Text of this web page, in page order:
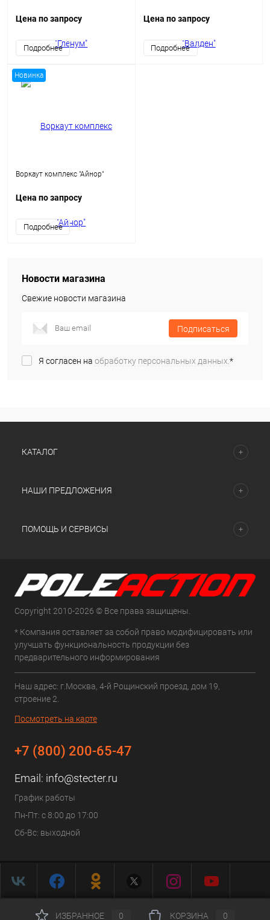
Цена по запросу
Подробнее
Цена по запросу
Подробнее
Новинка
Воркаут комплекс "Айнор"
Цена по запросу
Подробнее
Новости магазина
Свежие новости магазина
Подписаться
Я согласен на обработку персональных данных.*
КАТАЛОГ
НАШИ ПРЕДЛОЖЕНИЯ
ПОМОЩЬ И СЕРВИСЫ
Copyright 2010-2026 © Все права защищены.
* Компания оставляет за собой право модифицировать или
улучшать функциональность продукции без
предварительного информирования
Наш адрес: г.Москва, 4-й Рощинский проезд, дом 19,
строение 2.
Посмотреть на карте
+7 (800) 200-65-47
Email: info@stecter.ru
График работы
Пн-Пт: с 8:00 до 17:00
Сб-Вс: выходной
ИЗБРАННОЕ 0 КОРЗИНА 0